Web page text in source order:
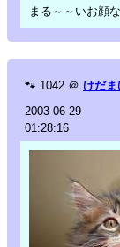
まる～～いお顔
🐾 1042 ＠ けだ
2003-06-29
01:28:16